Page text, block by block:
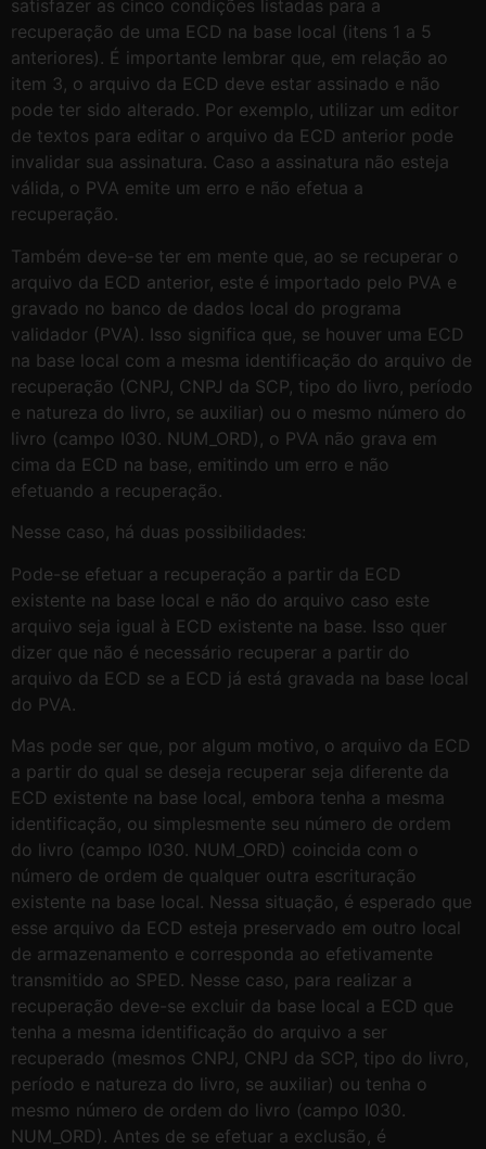
satisfazer as cinco condições listadas para a
recuperação de uma ECD na base local (itens 1 a 5
anteriores). É importante lembrar que, em relação ao
item 3, o arquivo da ECD deve estar assinado e não
pode ter sido alterado. Por exemplo, utilizar um editor
de textos para editar o arquivo da ECD anterior pode
invalidar sua assinatura. Caso a assinatura não esteja
válida, o PVA emite um erro e não efetua a
recuperação.
Também deve-se ter em mente que, ao se recuperar o
arquivo da ECD anterior, este é importado pelo PVA e
gravado no banco de dados local do programa
validador (PVA). Isso significa que, se houver uma ECD
na base local com a mesma identificação do arquivo de
recuperação (CNPJ, CNPJ da SCP, tipo do livro, período
e natureza do livro, se auxiliar) ou o mesmo número do
livro (campo I030. NUM_ORD), o PVA não grava em
cima da ECD na base, emitindo um erro e não
efetuando a recuperação.
Nesse caso, há duas possibilidades:
Pode-se efetuar a recuperação a partir da ECD
existente na base local e não do arquivo caso este
arquivo seja igual à ECD existente na base. Isso quer
dizer que não é necessário recuperar a partir do
arquivo da ECD se a ECD já está gravada na base local
do PVA.
Mas pode ser que, por algum motivo, o arquivo da ECD
a partir do qual se deseja recuperar seja diferente da
ECD existente na base local, embora tenha a mesma
identificação, ou simplesmente seu número de ordem
do livro (campo I030. NUM_ORD) coincida com o
número de ordem de qualquer outra escrituração
existente na base local. Nessa situação, é esperado que
esse arquivo da ECD esteja preservado em outro local
de armazenamento e corresponda ao efetivamente
transmitido ao SPED. Nesse caso, para realizar a
recuperação deve-se excluir da base local a ECD que
tenha a mesma identificação do arquivo a ser
recuperado (mesmos CNPJ, CNPJ da SCP, tipo do livro,
período e natureza do livro, se auxiliar) ou tenha o
mesmo número de ordem do livro (campo I030.
NUM_ORD). Antes de se efetuar a exclusão, é